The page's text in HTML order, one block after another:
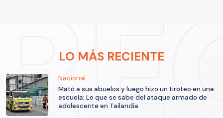
LO MÁS RECIENTE
Nacional
Mató a sus abuelos y luego hizo un tiroteo en una
escuela: Lo que se sabe del ataque armado de
adolescente en Tailandia